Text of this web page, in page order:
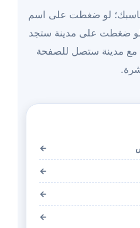
تناسبك؛ لو ضغطت على اسم
ضغطت على مدينة ستجد
مع مدينة ستصل للصفحة
←
←
←
←